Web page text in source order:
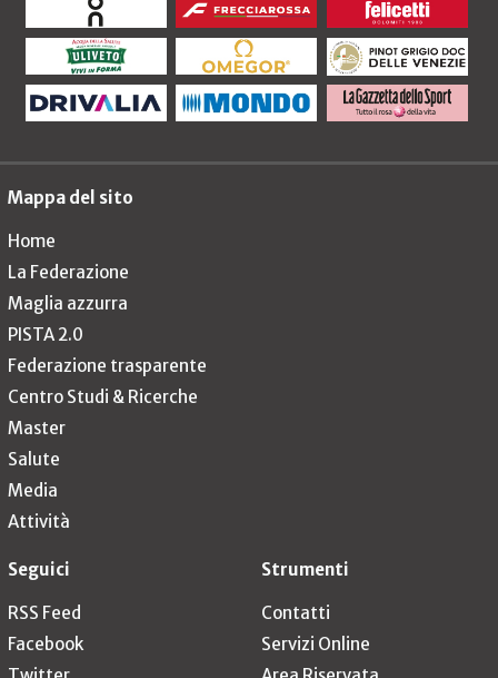
Mappa del sito
Home
La Federazione
Maglia azzurra
PISTA 2.0
Federazione trasparente
Centro Studi & Ricerche
Master
Salute
Media
Attività
Seguici
RSS Feed
Facebook
Strumenti
Contatti
Servizi Online